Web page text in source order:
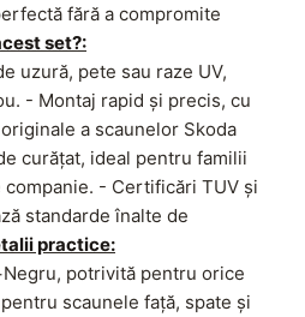
fără a compromite
set?:
uzură, pete sau raze UV,
- Montaj rapid și precis, cu
a scaunelor Skoda
curățat, ideal pentru familii
- Certificări TUV și
standarde înalte de
practice:
potrivită pentru orice
scaunele față, spate și